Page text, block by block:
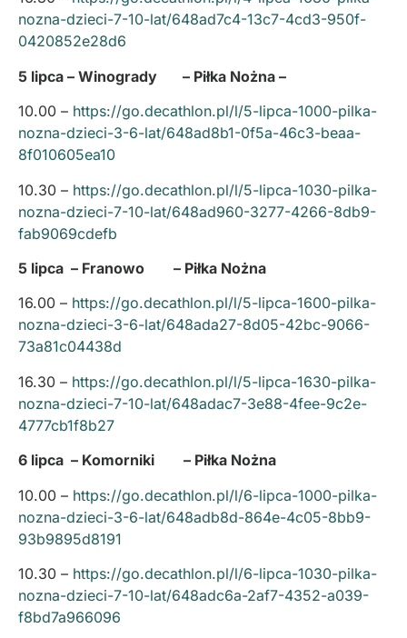
nozna-dzieci-7-10-lat/648ad7c4-13c7-4cd3-950f-
0420852e28d6
5 lipca – Winogrady – Piłka Nożna –
10.00 – https://go.decathlon.pl/l/5-lipca-1000-pilka-
nozna-dzieci-3-6-lat/648ad8b1-0f5a-46c3-beaa-
8f010605ea10
10.30 – https://go.decathlon.pl/l/5-lipca-1030-pilka-
nozna-dzieci-7-10-lat/648ad960-3277-4266-8db9-
fab9069cdefb
5 lipca – Franowo – Piłka Nożna
16.00 – https://go.decathlon.pl/l/5-lipca-1600-pilka-
nozna-dzieci-3-6-lat/648ada27-8d05-42bc-9066-
73a81c04438d
16.30 – https://go.decathlon.pl/l/5-lipca-1630-pilka-
nozna-dzieci-7-10-lat/648adac7-3e88-4fee-9c2e-
4777cb1f8b27
6 lipca – Komorniki – Piłka Nożna
10.00 – https://go.decathlon.pl/l/6-lipca-1000-pilka-
nozna-dzieci-3-6-lat/648adb8d-864e-4c05-8bb9-
93b9895d8191
10.30 – https://go.decathlon.pl/l/6-lipca-1030-pilka-
nozna-dzieci-7-10-lat/648adc6a-2af7-4352-a039-
f8bd7a966096